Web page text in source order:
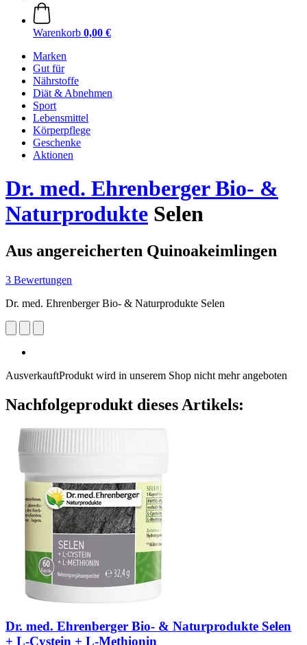
Warenkorb 0,00 €
Marken
Gut für
Nährstoffe
Diät & Abnehmen
Sport
Lebensmittel
Körperpflege
Geschenke
Aktionen
Dr. med. Ehrenberger Bio- &
Naturprodukte Selen
Aus angereicherten Quinoakeimlingen
3 Bewertungen
Dr. med. Ehrenberger Bio- & Naturprodukte Selen
AusverkauftProdukt wird in unserem Shop nicht mehr angeboten
Nachfolgeprodukt dieses Artikels:
Dr. med. Ehrenberger Bio- & Naturprodukte Selen
+ L-​Cystein + L-​Methionin